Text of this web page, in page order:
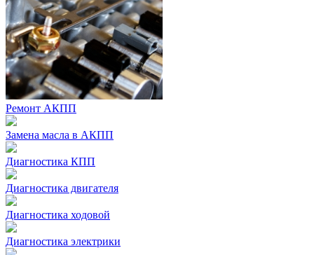
Ремонт АКПП
Замена масла в АКПП
Диагностика КПП
Диагностика двигателя
Диагностика ходовой
Диагностика электрики